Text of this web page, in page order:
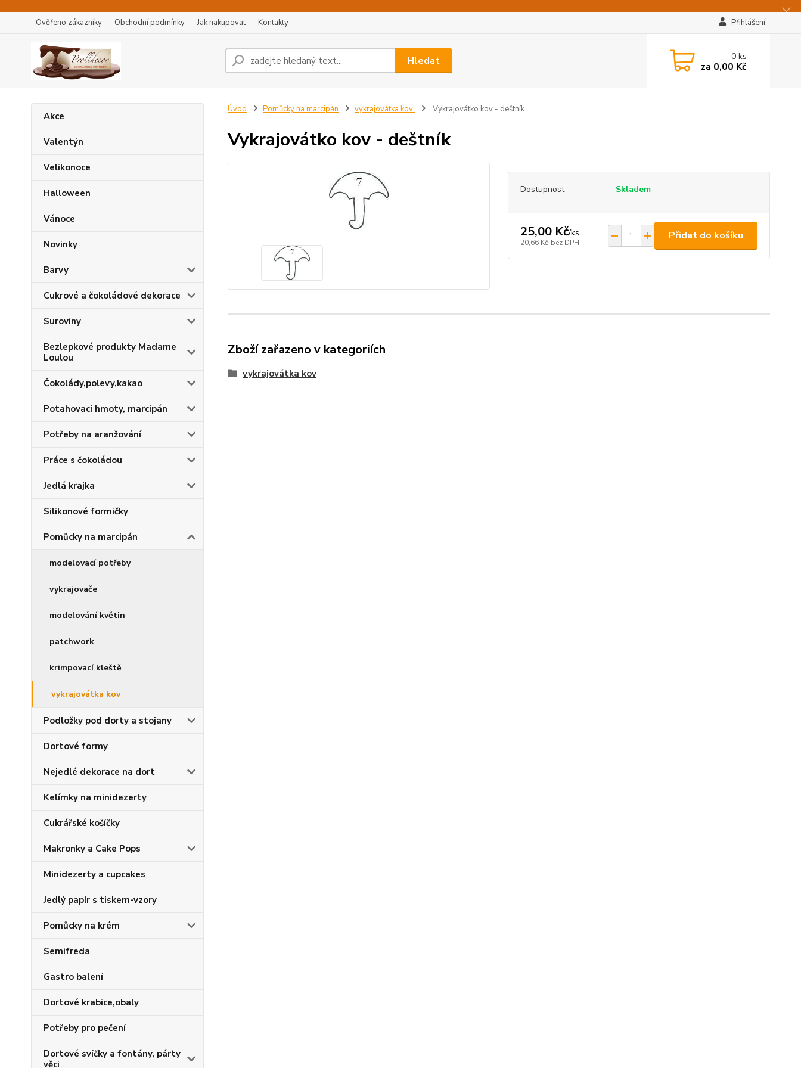
Ověřeno zákazníky Obchodní podmínky Jak nakupovat Kontakty Přihlášení
Hledat 0ks
za 0,00 Kč
Akce
Valentýn
Velikonoce
Halloween
Vánoce
Novinky
Barvy
Cukrové a čokoládové dekorace
Suroviny
Bezlepkové produkty Madame
Loulou
Čokolády,polevy,kakao
Potahovací hmoty, marcipán
Potřeby na aranžování
Práce s čokoládou
Jedlá krajka
Silikonové formičky
Pomůcky na marcipán
modelovací potřeby
vykrajovače
modelování květin
patchwork
krimpovací kleště
vykrajovátka kov
Podložky pod dorty a stojany
Dortové formy
Nejedlé dekorace na dort
Kelímky na minidezerty
Cukrářské košíčky
Makronky a Cake Pops
Minidezerty a cupcakes
Jedlý papír s tiskem-vzory
Pomůcky na krém
Semifreda
Gastro balení
Dortové krabice,obaly
Potřeby pro pečení
Dortové svíčky a fontány, párty
věci
Úvod Pomůcky na marcipán vykrajovátka kov Vykrajovátko kov - deštník
Vykrajovátko kov - deštník
Dostupnost Skladem
25,00 Kč/ks
20,66 Kč bez DPH
Přidat do košíku
Zboží zařazeno v kategoriích
vykrajovátka kov